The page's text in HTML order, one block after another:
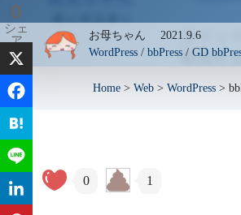
お母ちゃん 2021.9.6
WordPress/ bbPress/ GD
Home > Web > WordPress >
0 1
0
シェ
ア